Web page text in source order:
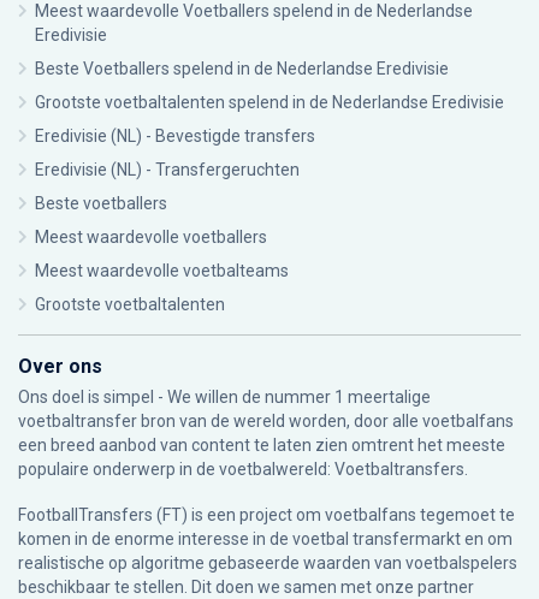
Meest waardevolle Voetballers spelend in de Nederlandse
Eredivisie
Beste Voetballers spelend in de Nederlandse Eredivisie
Grootste voetbaltalenten spelend in de Nederlandse Eredivisie
Eredivisie (NL) - Bevestigde transfers
Eredivisie (NL) - Transfergeruchten
Beste voetballers
Meest waardevolle voetballers
Meest waardevolle voetbalteams
Grootste voetbaltalenten
Over ons
Ons doel is simpel - We willen de nummer 1 meertalige
voetbaltransfer bron van de wereld worden, door alle voetbalfans
een breed aanbod van content te laten zien omtrent het meeste
populaire onderwerp in de voetbalwereld: Voetbaltransfers.
FootballTransfers (FT) is een project om voetbalfans tegemoet te
komen in de enorme interesse in de voetbal transfermarkt en om
realistische op algoritme gebaseerde waarden van voetbalspelers
beschikbaar te stellen. Dit doen we samen met onze partner